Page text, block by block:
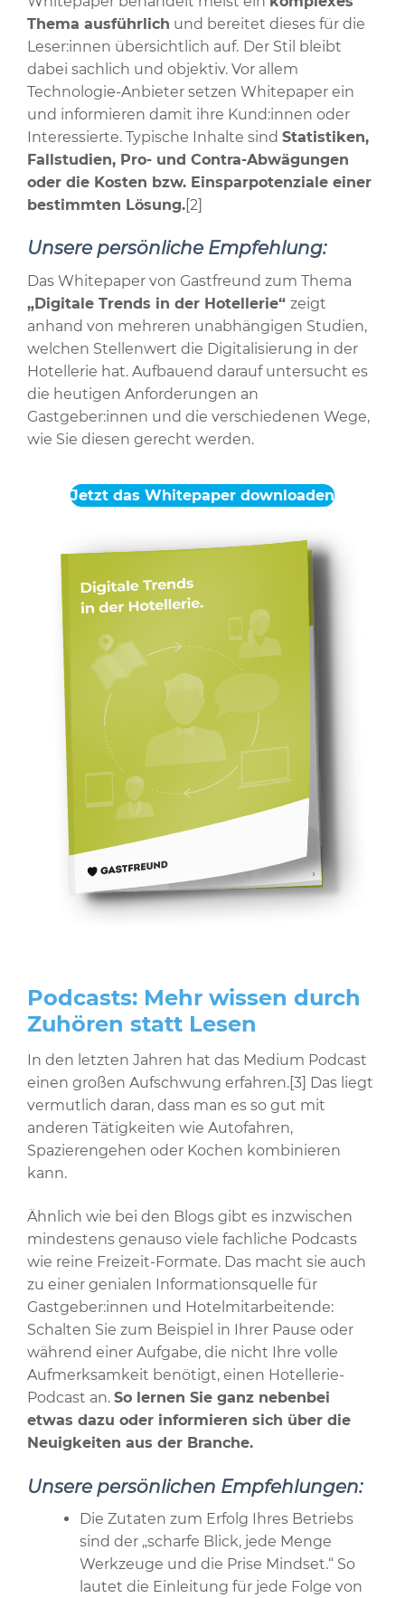
Thema ausführlich und bereitet dieses für die
Leser:innen übersichtlich auf. Der Stil bleibt
dabei sachlich und objektiv. Vor allem
Technologie-Anbieter setzen Whitepaper ein
und informieren damit ihre Kund:innen oder
Interessierte. Typische Inhalte sind Statistiken,
Fallstudien, Pro- und Contra-Abwägungen
oder die Kosten bzw. Einsparpotenziale einer
bestimmten Lösung.[2]
Unsere persönliche Empfehlung:
Das Whitepaper von Gastfreund zum Thema
„Digitale Trends in der Hotellerie“ zeigt
anhand von mehreren unabhängigen Studien,
welchen Stellenwert die Digitalisierung in der
Hotellerie hat. Aufbauend darauf untersucht es
die heutigen Anforderungen an
Gastgeber:innen und die verschiedenen Wege,
wie Sie diesen gerecht werden.
Jetzt das Whitepaper downloaden
Podcasts: Mehr wissen durch
Zuhören statt Lesen
In den letzten Jahren hat das Medium Podcast
einen großen Aufschwung erfahren.[3] Das liegt
vermutlich daran, dass man es so gut mit
anderen Tätigkeiten wie Autofahren,
Spazierengehen oder Kochen kombinieren
kann.
Ähnlich wie bei den Blogs gibt es inzwischen
mindestens genauso viele fachliche Podcasts
wie reine Freizeit-Formate. Das macht sie auch
zu einer genialen Informationsquelle für
Gastgeber:innen und Hotelmitarbeitende:
Schalten Sie zum Beispiel in Ihrer Pause oder
während einer Aufgabe, die nicht Ihre volle
Aufmerksamkeit benötigt, einen Hotellerie-
Podcast an. So lernen Sie ganz nebenbei
etwas dazu oder informieren sich über die
Neuigkeiten aus der Branche.
Unsere persönlichen Empfehlungen:
Die Zutaten zum Erfolg Ihres Betriebs
sind der „scharfe Blick, jede Menge
Werkzeuge und die Prise Mindset.“ So
lautet die Einleitung für jede Folge von